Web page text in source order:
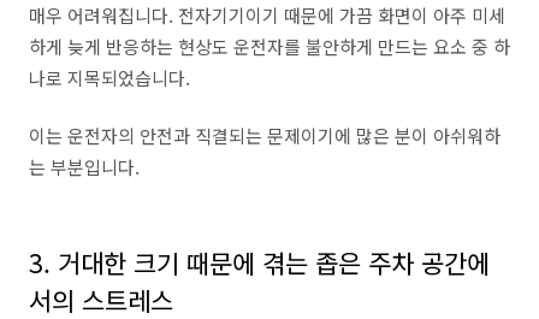
매우 어려워집니다. 전자기기이기 때문에 가끔 화면이 아주 미세
하게 늦게 반응하는 현상도 운전자를 불안하게 만드는 요소 중 하
나로 지목되었습니다.
이는 운전자의 안전과 직결되는 문제이기에 많은 분이 아쉬워하
는 부분입니다.
3. 거대한 크기 때문에 겪는 좁은 주차 공간에
서의 스트레스